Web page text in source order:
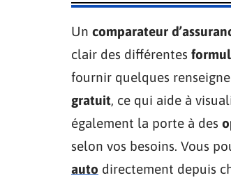
Un comparateur
clair des différentes
fournir quelques
gratuit, ce qui aide à
également la porte à des
selon vos besoins. Vous
auto directement depuis